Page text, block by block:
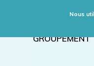
Nous
GROUPEMENT